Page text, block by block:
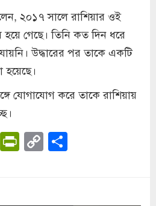
২০১৭ সালে রাশিয়ার ওই
হয়ে গেছে। তিনি কত দিন ধরে
উদ্ধারের পর তাকে একটি
হয়েছে।
যোগাযোগ করে তাকে রাশিয়ায়
EmailPrintFriendly
Copy
Link